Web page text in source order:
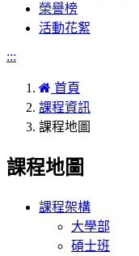
榮譽榜
活動花絮
:::
首頁
課程資訊
課程地圖
課程地圖
課程架構
大學部
碩士班